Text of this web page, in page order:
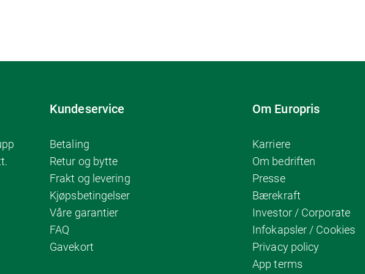
Kundeservice
Betaling
Retur og bytte
Frakt og levering
Kjøpsbetingelser
Våre garantier
FAQ
Gavekort
Om Europris
Karriere
Om bedriften
Presse
Bærekraft
Investor / Corporate
Infokapsler / Cookies
Privacy policy
App terms